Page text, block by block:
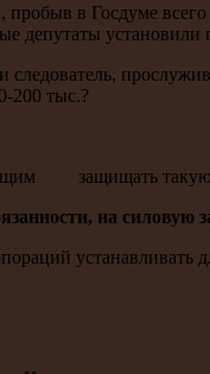
пробыв в Госдуме
депутаты
200 тыс.?
защищать такую
на силовую